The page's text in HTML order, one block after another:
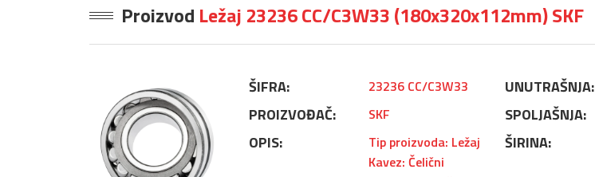
Proizvod Ležaj 23236 CC/C3W33 (180x320x112mm) SKF
ŠIFRA: 23236 CC/C3W33
PROIZVOĐAČ: SKF
OPIS:
Tip proizvoda: Ležaj
Kavez: Čelični
UNUTRAŠNJA:
SPOLJAŠNJA:
ŠIRINA: